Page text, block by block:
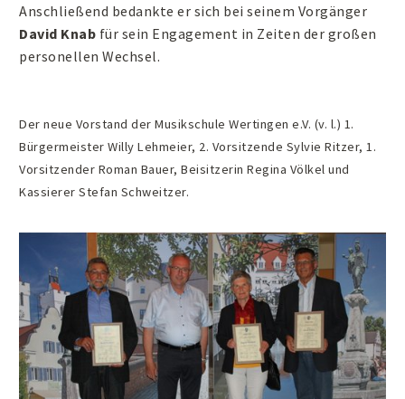
Anschließend bedankte er sich bei seinem Vorgänger
David Knab für sein Engagement in Zeiten der großen
personellen Wechsel.
Der neue Vorstand der Musikschule Wertingen e.V. (v. l.) 1.
Bürgermeister Willy Lehmeier, 2. Vorsitzende Sylvie Ritzer, 1.
Vorsitzender Roman Bauer, Beisitzerin Regina Völkel und
Kassierer Stefan Schweitzer.